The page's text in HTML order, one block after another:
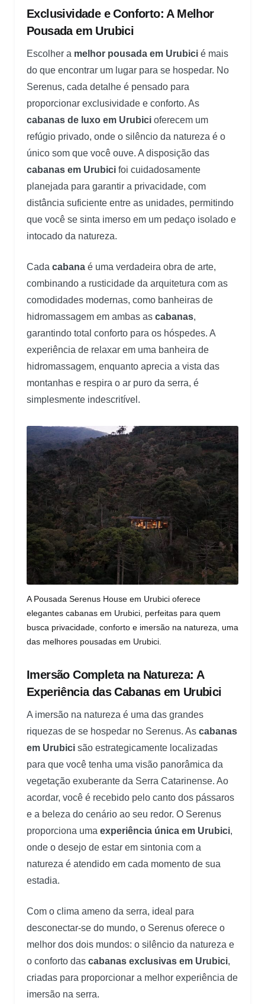
Exclusividade e Conforto: A Melhor
Pousada em Urubici
Escolher a melhor pousada em Urubici é mais
do que encontrar um lugar para se hospedar. No
Serenus, cada detalhe é pensado para
proporcionar exclusividade e conforto. As
cabanas de luxo em Urubici oferecem um
refúgio privado, onde o silêncio da natureza é o
único som que você ouve. A disposição das
cabanas em Urubici foi cuidadosamente
planejada para garantir a privacidade, com
distância suficiente entre as unidades, permitindo
que você se sinta imerso em um pedaço isolado e
intocado da natureza.
Cada cabana é uma verdadeira obra de arte,
combinando a rusticidade da arquitetura com as
comodidades modernas, como banheiras de
hidromassagem em ambas as cabanas,
garantindo total conforto para os hóspedes. A
experiência de relaxar em uma banheira de
hidromassagem, enquanto aprecia a vista das
montanhas e respira o ar puro da serra, é
simplesmente indescritível.
A Pousada Serenus House em Urubici oferece
elegantes cabanas em Urubici, perfeitas para quem
busca privacidade, conforto e imersão na natureza, uma
das melhores pousadas em Urubici.
Imersão Completa na Natureza: A
Experiência das Cabanas em Urubici
A imersão na natureza é uma das grandes
riquezas de se hospedar no Serenus. As cabanas
em Urubici são estrategicamente localizadas
para que você tenha uma visão panorâmica da
vegetação exuberante da Serra Catarinense. Ao
acordar, você é recebido pelo canto dos pássaros
e a beleza do cenário ao seu redor. O Serenus
proporciona uma experiência única em Urubici,
onde o desejo de estar em sintonia com a
natureza é atendido em cada momento de sua
estadia.
Com o clima ameno da serra, ideal para
desconectar-se do mundo, o Serenus oferece o
melhor dos dois mundos: o silêncio da natureza e
o conforto das cabanas exclusivas em Urubici,
criadas para proporcionar a melhor experiência de
imersão na serra.